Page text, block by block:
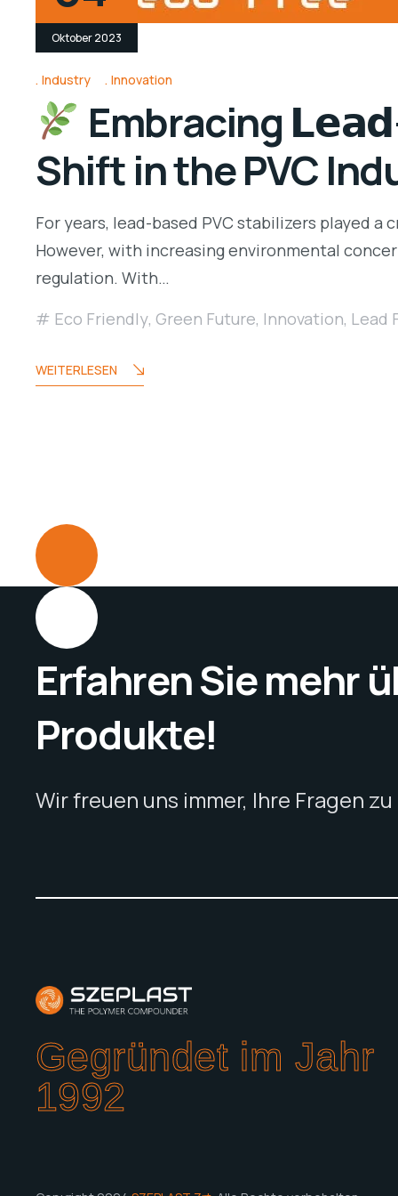
Oktober 2023
Industry Innovation
Embracing
Shift in the PVC
For years, lead-based PVC stabilizers played
However, with increasing environmental
regulation. With…
Eco Friendly, Green Future, Innovation, Lead
WEITERLESEN
Erfahren Sie mehr
Produkte!
Wir freuen uns immer, Ihre Fragen
Gegründet im Jahr
1992